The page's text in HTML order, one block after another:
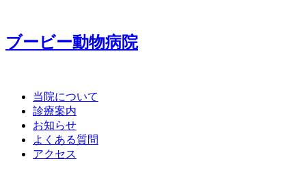
ブービー動物病院
当院について
診療案内
お知らせ
よくある質問
アクセス